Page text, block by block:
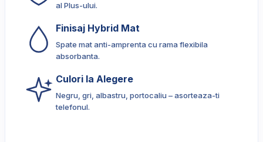
al Plus-ului.
Finisaj Hybrid Mat
Spate mat anti-amprenta cu rama flexibila
absorbanta.
Culori la Alegere
Negru, gri, albastru, portocaliu – asorteaza-ti
telefonul.